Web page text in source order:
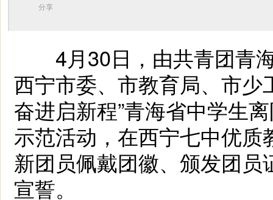
分享
4月30日，由共青团青海
西宁市委、市教育局、市少
奋进启新程”青海省中学生
示范活动，在西宁七中优
新团员佩戴团徽、颁发团
宣誓。